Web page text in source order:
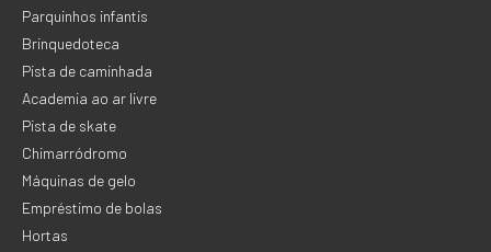
Parquinhos infantis
Brinquedoteca
Pista de caminhada
Academia ao ar livre
Pista de skate
Chimarródromo
Máquinas de gelo
Empréstimo de bolas
Hortas